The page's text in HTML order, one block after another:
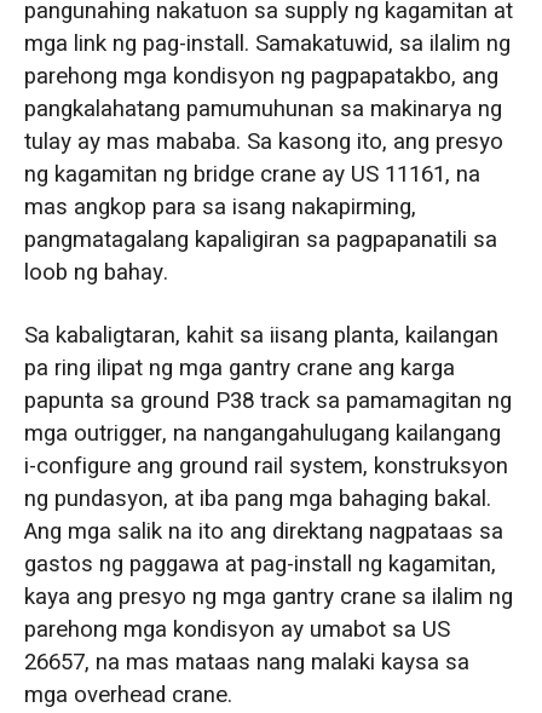
pangunahing nakatuon sa supply ng kagamitan at
mga link ng pag-install. Samakatuwid, sa ilalim ng
parehong mga kondisyon ng pagpapatakbo, ang
pangkalahatang pamumuhunan sa makinarya ng
tulay ay mas mababa. Sa kasong ito, ang presyo
ng kagamitan ng bridge crane ay US 11161, na
mas angkop para sa isang nakapirming,
pangmatagalang kapaligiran sa pagpapanatili sa
loob ng bahay.
Sa kabaligtaran, kahit sa iisang planta, kailangan
pa ring ilipat ng mga gantry crane ang karga
papunta sa ground P38 track sa pamamagitan ng
mga outrigger, na nangangahulugang kailangang
i-configure ang ground rail system, konstruksyon
ng pundasyon, at iba pang mga bahaging bakal.
Ang mga salik na ito ang direktang nagpataas sa
gastos ng paggawa at pag-install ng kagamitan,
kaya ang presyo ng mga gantry crane sa ilalim ng
parehong mga kondisyon ay umabot sa US
26657, na mas mataas nang malaki kaysa sa
mga overhead crane.